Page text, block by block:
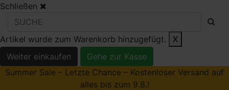
Schließen
Artikel wurde zum Warenkorb hinzugefügt.
X
Weiter einkaufen
Gehe zur Kasse
Summer Sale – Letzte Chance – Kostenloser Versand auf
alles bis zum 9.8.!